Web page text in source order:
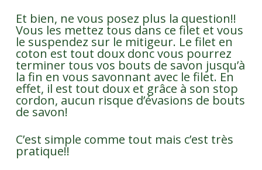
Et bien, ne vous posez plus la question!!
Vous les mettez tous dans ce filet et vous
le suspendez sur le mitigeur. Le filet en
coton est tout doux donc vous pourrez
terminer tous vos bouts de savon jusqu’à
la fin en vous savonnant avec le filet. En
effet, il est tout doux et grâce à son stop
cordon, aucun risque d’évasions de bouts
de savon!
C’est simple comme tout mais c’est très
pratique!!